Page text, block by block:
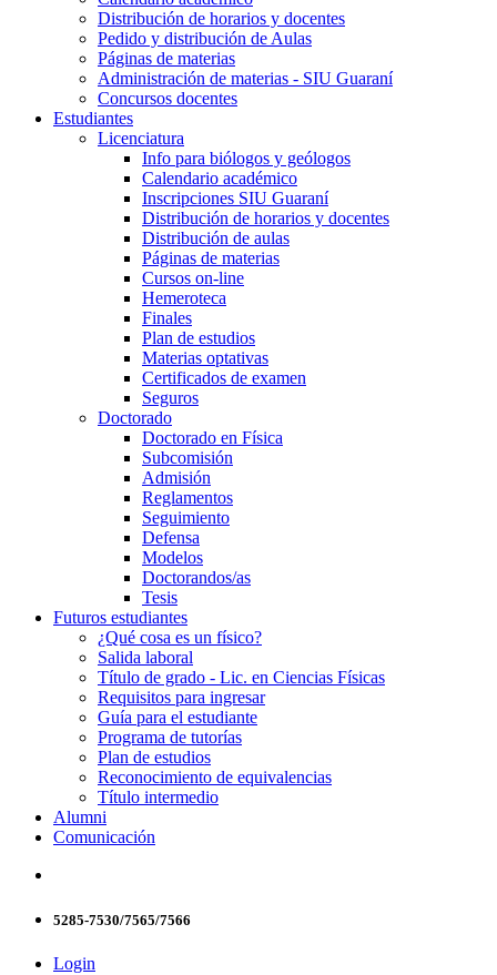
Distribución de horarios y docentes
Pedido y distribución de Aulas
Páginas de materias
Administración de materias - SIU Guaraní
Concursos docentes
Estudiantes
Licenciatura
Info para biólogos y geólogos
Calendario académico
Inscripciones SIU Guaraní
Distribución de horarios y docentes
Distribución de aulas
Páginas de materias
Cursos on-line
Hemeroteca
Finales
Plan de estudios
Materias optativas
Certificados de examen
Seguros
Doctorado
Doctorado en Física
Subcomisión
Admisión
Reglamentos
Seguimiento
Defensa
Modelos
Doctorandos/as
Tesis
Futuros estudiantes
¿Qué cosa es un físico?
Salida laboral
Título de grado - Lic. en Ciencias Físicas
Requisitos para ingresar
Guía para el estudiante
Programa de tutorías
Plan de estudios
Reconocimiento de equivalencias
Título intermedio
Alumni
Comunicación
5285-7530/7565/7566
Login